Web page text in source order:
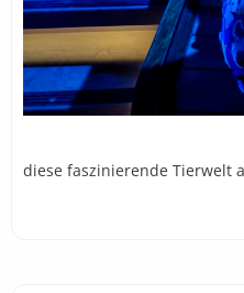
diese faszinierende Tierwelt